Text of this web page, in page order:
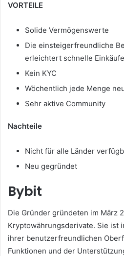
VORTEILE
Solide Vermögenswerte
Die einsteigerfreundliche
erleichtert schnelle Einkäufe
Kein KYC
Wöchentlich jede Menge
Sehr aktive Community
Nachteile
Nicht für alle Länder
Neu gegründet
Bybit
Die Gründer gründeten im März
Kryptowährungsderivate. Sie ist
ihrer benutzerfreundlichen
Funktionen und der